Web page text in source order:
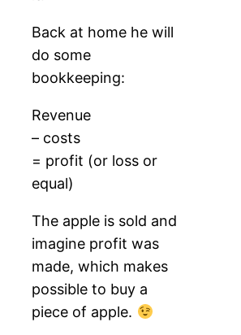
Back at home he will
do some
bookkeeping:
Revenue
– costs
= profit (or loss or
equal)
The apple is sold and
imagine profit was
made, which makes
possible to buy a
piece of apple.